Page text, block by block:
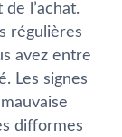
l’achat.
régulières
avez entre
Les signes
difformes